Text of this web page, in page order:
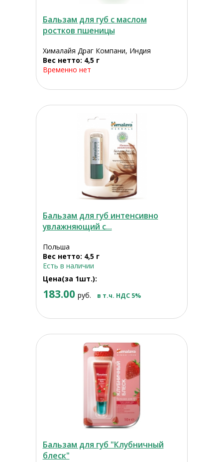
Бальзам для губ с маслом
ростков пшеницы
Хималайя Драг Компани, Индия
Вес нетто: 4,5 г
Временно нет
Бальзам для губ интенсивно
увлажняющий с...
Польша
Вес нетто: 4,5 г
Есть в наличии
Цена(за 1шт.):
183.00 руб. в т.ч. НДС 5%
Бальзам для губ "Клубничный
блеск"